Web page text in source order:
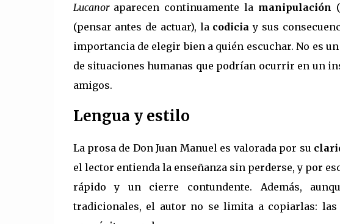
Lucanoraparecen continuamente la manipulación
(pensar antes de actuar), la codicia y sus
importancia de elegir bien a quién escuchar. No es
de situaciones humanas que podrían ocurrir en un
amigos.
Lengua y estilo
La prosa de Don Juan Manuel es valorada por su
el lector entienda la enseñanza sin perderse, y por
rápido y un cierre contundente. Además,
tradicionales, el autor no se limita a copiarlas: las